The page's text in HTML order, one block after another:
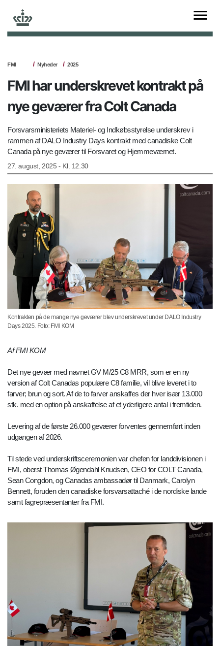
FMI Nyheder 2025
FMI har underskrevet kontrakt på
nye geværer fra Colt Canada
Forsvarsministeriets Materiel- og Indkøbsstyrelse underskrev i
rammen af DALO Industry Days kontrakt med canadiske Colt
Canada på nye geværer til Forsvaret og Hjemmeværnet.
27. august, 2025 - Kl. 12.30
Kontrakten på de mange nye geværer blev underskrevet under DALO Industry
Days 2025. Foto: FMI KOM
Af FMI KOM
Det nye gevær med navnet GV M/25 C8 MRR, som er en ny
version af Colt Canadas populære C8 familie, vil blive leveret i to
farver; brun og sort. Af de to farver anskaffes der hver især 13.000
stk. med en option på anskaffelse af et yderligere antal i fremtiden.
Levering af de første 26.000 geværer forventes gennemført inden
udgangen af 2026.
Til stede ved underskriftsceremonien var chefen for landdivisionen i
FMI, oberst Thomas Øgendahl Knudsen, CEO for COLT Canada,
Sean Congdon, og Canadas ambassadør til Danmark, Carolyn
Bennett, foruden den canadiske forsvarsattaché i de nordiske lande
samt fagrepræsentanter fra FMI.